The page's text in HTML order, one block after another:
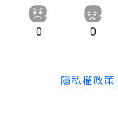
0 0
隱私權政策